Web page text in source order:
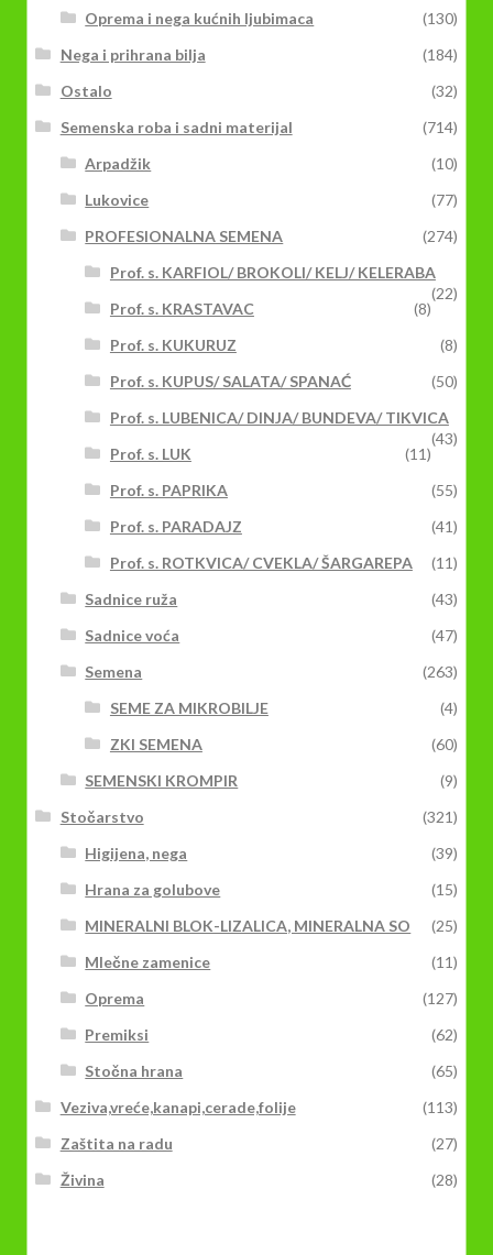
Oprema i nega kućnih ljubimaca
(130)
Nega i prihrana bilja
(184)
Ostalo
(32)
Semenska roba i sadni materijal
(714)
Arpadžik
(10)
Lukovice
(77)
PROFESIONALNA SEMENA
(274)
Prof. s. KARFIOL/ BROKOLI/ KELJ/ KELERABA
(22)
Prof. s. KRASTAVAC
(8)
Prof. s. KUKURUZ
(8)
Prof. s. KUPUS/ SALATA/ SPANAĆ
(50)
Prof. s. LUBENICA/ DINJA/ BUNDEVA/ TIKVICA
(43)
Prof. s. LUK
(11)
Prof. s. PAPRIKA
(55)
Prof. s. PARADAJZ
(41)
Prof. s. ROTKVICA/ CVEKLA/ ŠARGAREPA
(11)
Sadnice ruža
(43)
Sadnice voća
(47)
Semena
(263)
SEME ZA MIKROBILJE
(4)
ZKI SEMENA
(60)
SEMENSKI KROMPIR
(9)
Stočarstvo
(321)
Higijena, nega
(39)
Hrana za golubove
(15)
MINERALNI BLOK-LIZALICA, MINERALNA SO
(25)
Mlečne zamenice
(11)
Oprema
(127)
Premiksi
(62)
Stočna hrana
(65)
Veziva,vreće,kanapi,cerade,folije
(113)
Zaštita na radu
(27)
Živina
(28)